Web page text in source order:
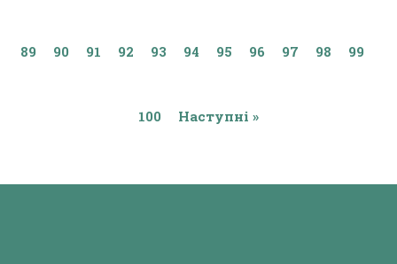
89 90 91 92 93 94 95 96 97 98 99
100 Наступні »